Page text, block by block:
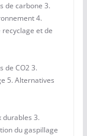
de carbone 3.
4.
et de
de CO2 3.
5. Alternatives
durables 3.
du gaspillage